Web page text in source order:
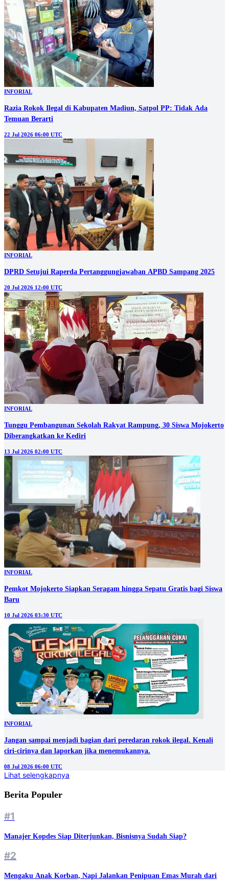
INFORIAL
Razia Rokok Ilegal di Kabupaten Madiun, Satpol PP: Tidak Ada
Temuan Berarti
22 Jul 2026 06:00 UTC
INFORIAL
DPRD Setujui Raperda Pertanggungjawaban APBD Sampang 2025
20 Jul 2026 12:00 UTC
INFORIAL
Tunggu Pembangunan Sekolah Rakyat Rampung, 30 Siswa Mojokerto
Diberangkatkan ke Kediri
13 Jul 2026 02:00 UTC
INFORIAL
Pemkot Mojokerto Siapkan Seragam hingga Sepatu Gratis bagi Siswa
Baru
10 Jul 2026 03:30 UTC
INFORIAL
Jangan sampai menjadi bagian dari peredaran rokok ilegal. Kenali
ciri-cirinya dan laporkan jika menemukannya.
08 Jul 2026 06:00 UTC
Lihat selengkapnya
Berita Populer
#1
Manajer Kopdes Siap Diterjunkan, Bisnisnya Sudah Siap?
#2
Mengaku Anak Korban, Napi Jalankan Penipuan Emas Murah dari